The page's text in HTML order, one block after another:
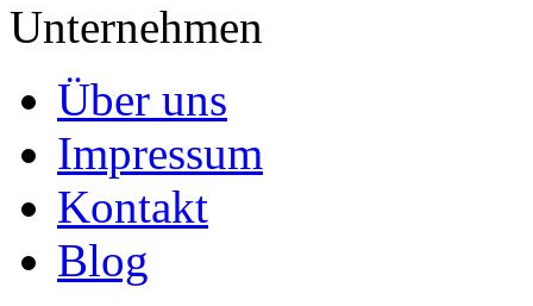
Unternehmen
Über uns
Impressum
Kontakt
Blog